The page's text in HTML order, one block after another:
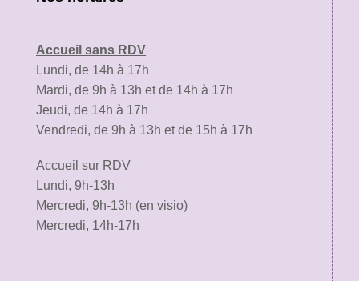
Accueil sans RDV
Lundi, de 14h à 17h
Mardi, de 9h à 13h et de 14h à 17h
Jeudi, de 14h à 17h
Vendredi, de 9h à 13h et de 15h à 17h
Accueil sur RDV
Lundi, 9h-13h
Mercredi, 9h-13h (en visio)
Mercredi, 14h-17h